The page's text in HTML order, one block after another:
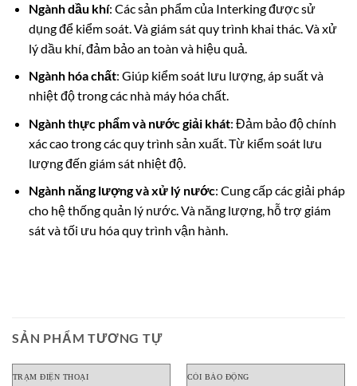
Ngành dầu khí: Các sản phẩm của Interking được sử
dụng để kiểm soát. Và giám sát quy trình khai thác. Và xử
lý dầu khí, đảm bảo an toàn và hiệu quả.
Ngành hóa chất: Giúp kiểm soát lưu lượng, áp suất và
nhiệt độ trong các nhà máy hóa chất.
Ngành thực phẩm và nước giải khát: Đảm bảo độ chính
xác cao trong các quy trình sản xuất. Từ kiểm soát lưu
lượng đến giám sát nhiệt độ.
Ngành năng lượng và xử lý nước: Cung cấp các giải pháp
cho hệ thống quản lý nước. Và năng lượng, hỗ trợ giám
sát và tối ưu hóa quy trình vận hành.
SẢN PHẨM TƯƠNG TỰ
TRẠM ĐIỆN THOẠI CÒI BÁO ĐỘNG